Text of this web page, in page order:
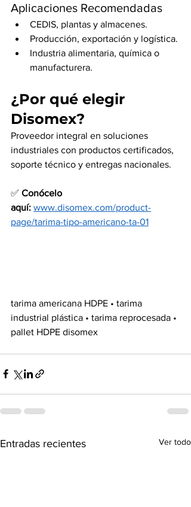
Aplicaciones Recomendadas
CEDIS, plantas y almacenes.
Producción, exportación y logística.
Industria alimentaria, química o
manufacturera.
¿Por qué elegir
Disomex?
Proveedor integral en soluciones
industriales con productos certificados,
soporte técnico y entregas nacionales.
✅ Conócelo
aquí: www.disomex.com/product-
page/tarima-tipo-americano-ta-01
tarima americana HDPE • tarima
industrial plástica • tarima reprocesada •
pallet HDPE disomex
Entradas recientes Ver todo